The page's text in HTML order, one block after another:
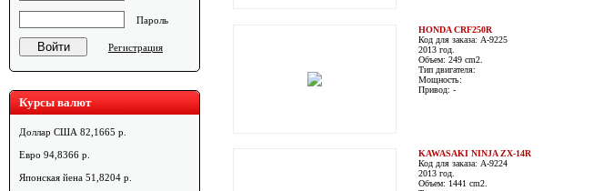
Пароль
Регистрация
Курсы валют
Доллар США 82,1665 р.
Евро 94,8366 р.
Японская йена 51,8204 р.
HONDA CRF250R
Код для заказа: A-9225
2013 год.
Объем: 249 cm2.
Тип двигателя:
Мощность:
Привод: -
KAWASAKI NINJA ZX-14R
Код для заказа: A-9224
2013 год.
Объем: 1441 cm2.